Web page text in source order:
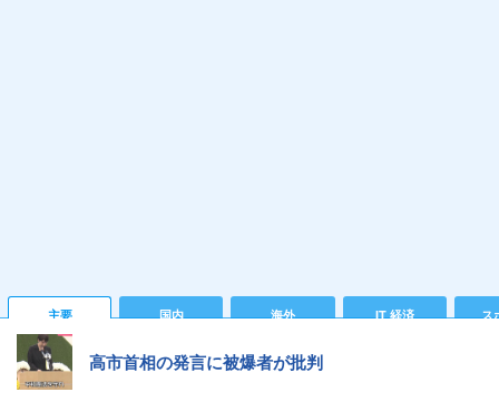
主要 国内 海外 IT 経済 ス
高市首相の発言に被爆者が批判